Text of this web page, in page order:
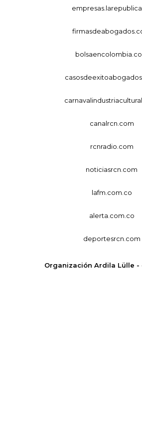
canalrcn.com
rcnradio.com
noticiasrcn.com
lafm.com.co
alerta.com.co
deportesrcn.com
Organización Ardila Lülle -